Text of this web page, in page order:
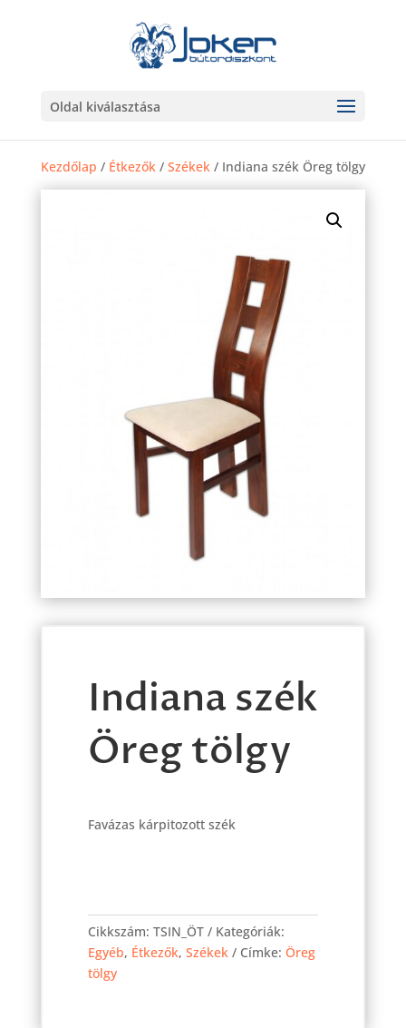
Oldal kiválasztása
Kezdőlap / Étkezők/ Székek/ Indiana szék Öreg tölgy
Indiana szék
Öreg tölgy
Favázas kárpitozott szék
szék
Öreg
tölgy
Cikkszám: TSIN_ÖT
Kategóriák:
Egyéb, Étkezők, Székek Címke: Öreg
tölgy